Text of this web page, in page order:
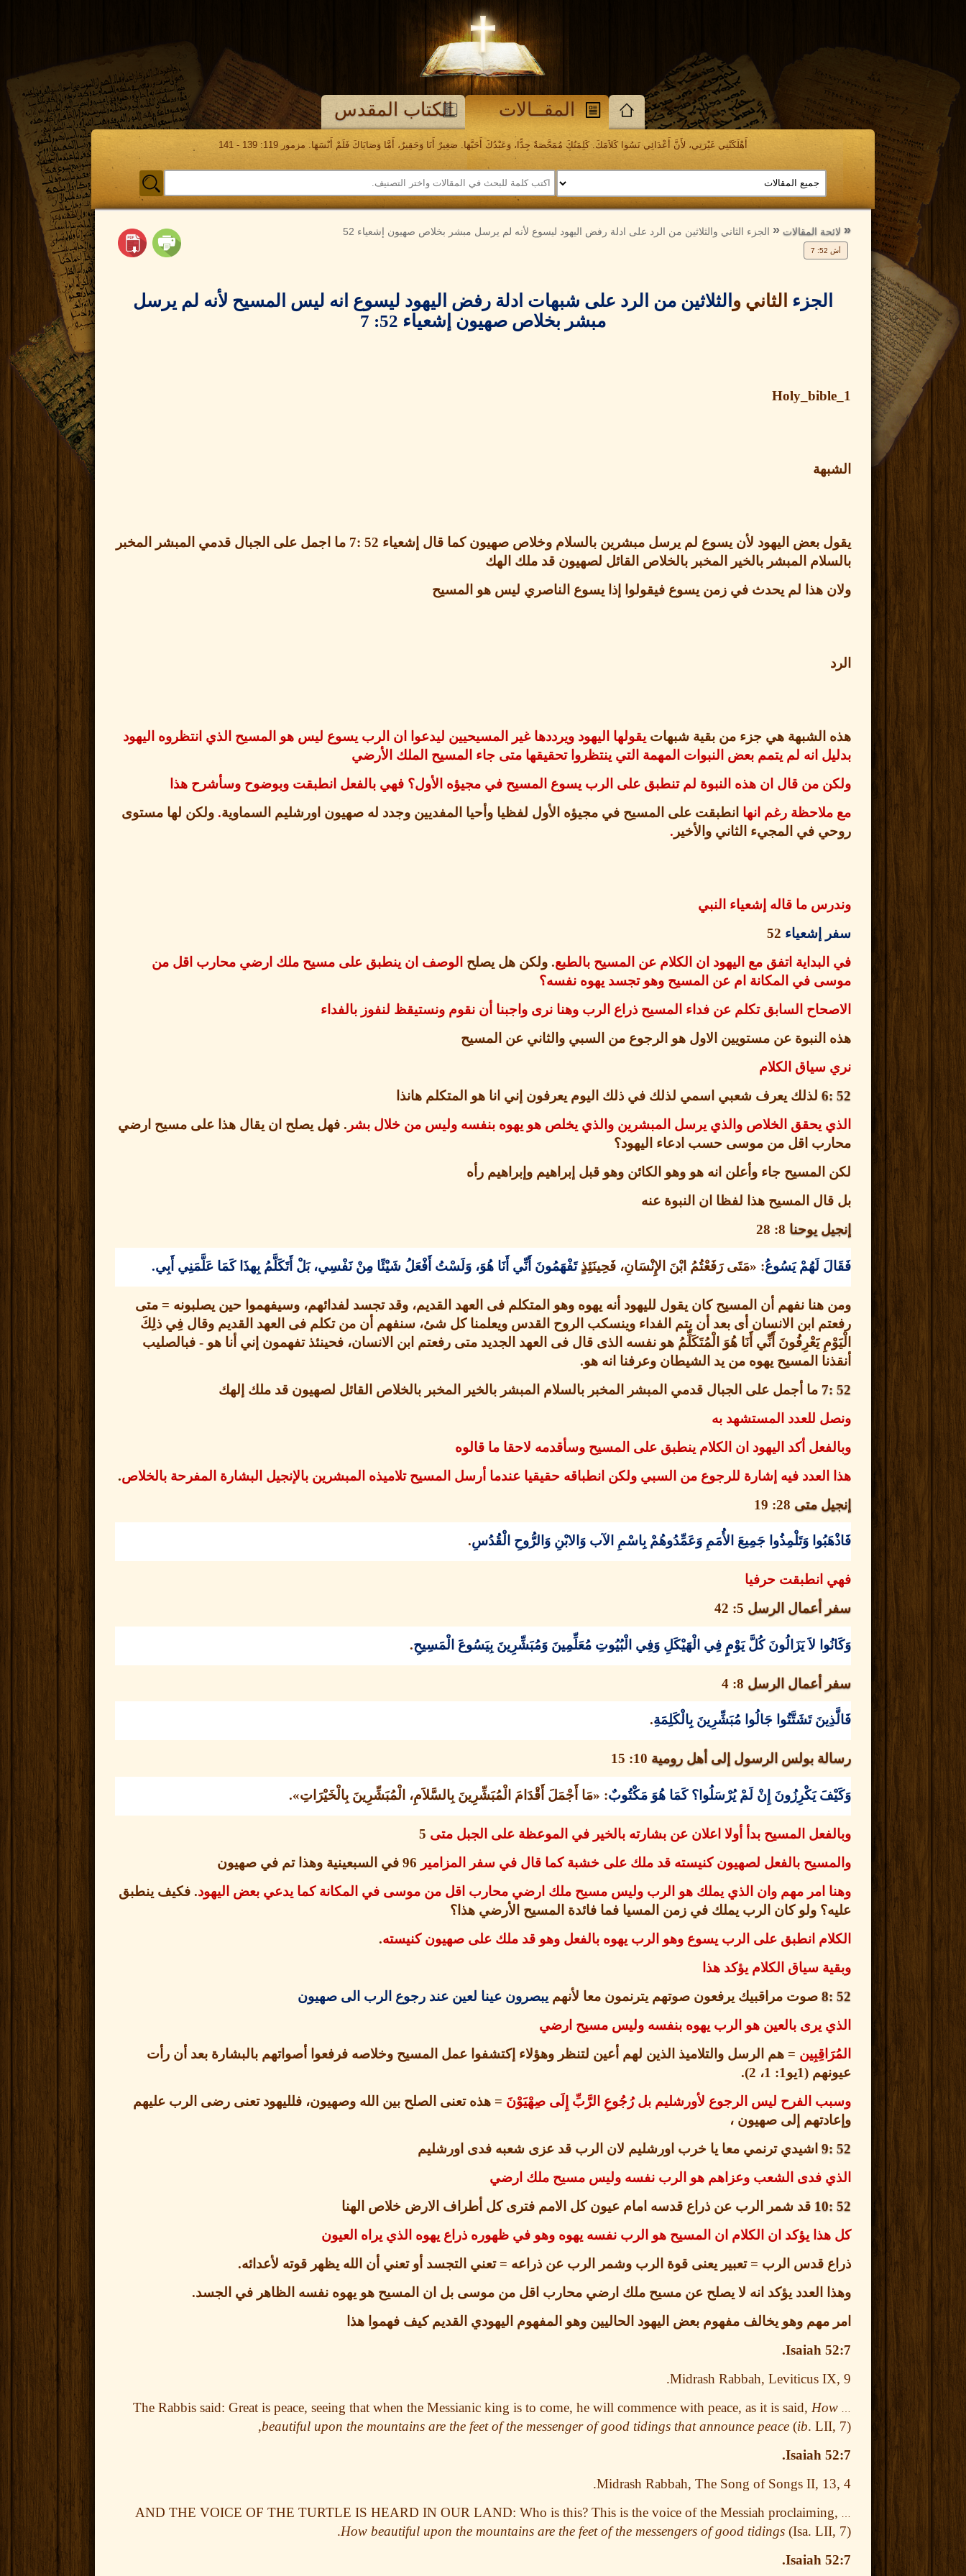
المقــالات الكتاب المقدس
أَهْلَكَتْنِي غَيْرَتِي، لأَنَّ أَعْدَائِي نَسُوا كَلاَمَكَ. كَلِمَتُكَ مُمَحَّصَةٌ جِدًّا، وَعَبْدُكَ أَحَبَّهَا. صَغِيرٌ أَنَا وَحَقِيرٌ، أَمَّا وَصَايَاكَ فَلَمْ أَنْسَهَا. مزمور 119: 139 - 141
الرجوع
إلىلائحة المقالات
الرجوع
إلىالجزء الثاني والثلاثين من الرد على ادلة رفض اليهود ليسوع لأنه لم يرسل مبشر بخلاص صهيون إشعياء 52
أش 52: 7
الجزء الثاني و الثلاثين من الرد على شبهات ادلة رفض اليهود ليسوع انه ليس المسيح لأنه لم يرسل
مبشر بخلاص صهيون إشعياء 52: 7
Holy_bible_1
الشبهة
يقول بعض اليهود لأن يسوع لم يرسل مبشرين بالسلام وخلاص صهيون كما قال إشعياء 52 :7
ما اجمل على الجبال قدمي المبشر المخبر
بالسلام المبشر بالخير المخبر بالخلاص القائل لصهيون قد ملك الهك
ولان هذا لم يحدث في زمن يسوع فيقولوا إذا يسوع الناصري ليس هو المسيح
الرد
هذه الشبهة هي جزء من بقية شبهات يقولها اليهود ويرددها غير المسيحيين ليدعوا ان الرب يسوع ليس هو المسيح الذي انتظروه اليهود
بدليل انه لم يتمم بعض النبوات المهمة التي ينتظروا تحقيقها متى جاء المسيح الملك الأرضي
ولكن من قال ان هذه النبوة لم تنطبق على الرب يسوع المسيح في مجيؤه الأول؟ فهي بالفعل انطبقت وبوضوح وسأشرح هذا
مع ملاحظة رغم انها انطبقت على المسيح في مجيؤه الأول لفظيا وأحيا المفديين وجدد له صهيون اورشليم السماوية. ولكن لها مستوى
روحي في المجيء الثاني والأخير .
وندرس ما قاله إشعياء النبي
سفر إشعياء 52
في البداية اتفق مع اليهود ان الكلام عن المسيح بالطبع. ولكن هل يصلح الوصف ان ينطبق على مسيح ملك ارضي محارب اقل من
موسى في المكانة ام عن المسيح وهو تجسد يهوه نفسه؟
الاصحاح السابق تكلم عن فداء المسيح ذراع الرب وهنا نرى واجبنا أن نقوم ونستيقظ لنفوز بالفداء
هذه النبوة عن مستويين الاول هو الرجوع من السبي والثاني عن المسيح
نري سياق الكلام
52 :6
لذلك يعرف شعبي اسمي لذلك في ذلك اليوم يعرفون إني انا هو المتكلم هانذا
الذي يحقق الخلاص والذي يرسل المبشرين والذي يخلص هو يهوه بنفسه وليس من خلال بشر . فهل يصلح ان يقال هذا على مسيح ارضي
محارب اقل من موسى حسب ادعاء اليهود؟
لكن المسيح جاء وأعلن انه هو وهو الكائن وهو قبل إبراهيم وإبراهيم رأه
بل قال المسيح هذا لفظا ان النبوة عنه
إنجيل يوحنا 8: 28
فَقَالَ لَهُمْ يَسُوعُ: «مَتَى رَفَعْتُمُ ابْنَ الإِنْسَانِ، فَحِينَئِذٍ تَفْهَمُونَ أَنِّي أَنَا هُوَ، وَلَسْتُ أَفْعَلُ شَيْئًا مِنْ نَفْسِي، بَلْ أَتَكَلَّمُ بِهذَا كَمَا عَلَّمَنِي أَبِي.
ومن هنا نفهم أن المسيح كان يقول لليهود أنه يهوه وهو المتكلم فى العهد القديم، وقد تجسد لفدائهم، وسيفهموا حين يصلبونه = متى
رفعتم ابن الانسان أى بعد أن يتم الفداء وينسكب الروح القدس ويعلمنا كل شئ، سنفهم أن من تكلم فى العهد القديم وقال فِي ذلِكَ
الْيَوْمِ يَعْرِفُونَ أَنِّي أَنَا هُوَ الْمُتَكَلِّمُ هو نفسه الذى قال فى العهد الجديد متى رفعتم ابن الانسان، فحينئذ تفهمون إني أنا هو - فبالصليب
أنقذنا المسيح يهوه من يد الشيطان وعرفنا انه هو.
52 :7
ما أجمل على الجبال قدمي المبشر المخبر بالسلام المبشر بالخير المخبر بالخلاص القائل لصهيون قد ملك إلهك
ونصل للعدد المستشهد به
وبالفعل أكد اليهود ان الكلام ينطبق على المسيح وسأقدمه لاحقا ما قالوه
هذا العدد فيه إشارة للرجوع من السبي ولكن انطباقه حقيقيا عندما أرسل المسيح تلاميذه المبشرين بالإنجيل البشارة المفرحة بالخلاص.
إنجيل متى 28: 19
فَاذْهَبُوا وَتَلْمِذُوا جَمِيعَ الأُمَمِ وَعَمِّدُوهُمْ بِاسْمِ الآب وَالابْنِ وَالرُّوحِ الْقُدُسِ.
فهي انطبقت حرفيا
سفر أعمال الرسل 5: 42
وَكَانُوا لاَ يَزَالُونَ كُلَّ يَوْمٍ فِي الْهَيْكَلِ وَفِي الْبُيُوتِ مُعَلِّمِينَ وَمُبَشِّرِينَ بِيَسُوعَ الْمَسِيحِ.
سفر أعمال الرسل 8: 4
فَالَّذِينَ تَشَتَّتُوا جَالُوا مُبَشِّرِينَ بِالْكَلِمَةِ.
رسالة بولس الرسول إلى أهل رومية 10: 15
وَكَيْفَ يَكْرِزُونَ إِنْ لَمْ يُرْسَلُوا؟ كَمَا هُوَ مَكْتُوبٌ: «مَا أَجْمَلَ أَقْدَامَ الْمُبَشِّرِينَ بِالسَّلاَمِ، الْمُبَشِّرِينَ بِالْخَيْرَاتِ».
وبالفعل المسيح بدأ أولا اعلان عن بشارته بالخير في الموعظة على الجبل متى 5
والمسيح بالفعل لصهيون كنيسته قد ملك على خشبة كما قال في سفر المزامير 96 في السبعينية وهذا تم في صهيون
وهنا امر مهم وان الذي يملك هو الرب وليس مسيح ملك ارضي محارب اقل من موسى في المكانة كما يدعي بعض اليهود. فكيف ينطبق
عليه؟ ولو كان الرب يملك في زمن المسيا فما فائدة المسيح الأرضي هذا؟
الكلام انطبق على الرب يسوع وهو الرب يهوه بالفعل وهو قد ملك على صهيون كنيسته.
وبقية سياق الكلام يؤكد هذا
52 :8
صوت مراقبيك يرفعون صوتهم يترنمون معا لأنهم يبصرون عينا لعين عند رجوع الرب الى صهيون
الذي يرى بالعين هو الرب يهوه بنفسه وليس مسيح ارضي
المُرَاقِبِين = هم الرسل والتلاميذ الذين لهم أعين لتنظر وهؤلاء إكتشفوا عمل المسيح وخلاصه فرفعوا أصواتهم بالبشارة بعد أن رأت
عيونهم (1 يو1: 1 ، 2).
وسبب الفرح ليس الرجوع لأورشليم بل رُجُوعِ الرَّبِّ إِلَى صِهْيَوْنَ = هذه تعنى الصلح بين الله وصهيون، فلليهود تعنى رضى الرب عليهم
وإعادتهم إلى صهيون ،
52 :9
اشيدي ترنمي معا يا خرب اورشليم لان الرب قد عزى شعبه فدى اورشليم
الذي فدى الشعب وعزاهم هو الرب نفسه وليس مسيح ملك ارضي
52 :10
قد شمر الرب عن ذراع قدسه امام عيون كل الامم فترى كل أطراف الارض خلاص الهنا
كل هذا يؤكد ان الكلام ان المسيح هو الرب نفسه يهوه وهو في ظهوره ذراع يهوه الذي يراه العيون
ذراع قدس الرب =تعبير يعنى قوة الرب وشمر الرب عن ذراعه =تعني التجسد أو تعني أن الله يظهر قوته لأعدائه.
وهذا العدد يؤكد انه لا يصلح عن مسيح ملك ارضي محارب اقل من موسى بل ان المسيح هو يهوه نفسه الظاهر في الجسد.
امر مهم وهو يخالف مفهوم بعض اليهود الحاليين وهو المفهوم اليهودي القديم كيف فهموا هذا
Isaiah 52:7.
Midrash Rabbah, Leviticus IX, 9.
The Rabbis said: Great is peace, seeing that when the Messianic king is to come, he will commence with peace, as it is said, How
beautiful upon the mountains are the feet of the messenger of good tidings that announce peace (ib. LII, 7),
Isaiah 52:7.
Midrash Rabbah, The Song of Songs II, 13, 4.
AND THE VOICE OF THE TURTLE IS HEARD IN OUR LAND: Who is this? This is the voice of the Messiah proclaiming,
How beautiful upon the mountains are the feet of the messengers of good tidings (Isa. LII, 7).
Isaiah 52:7.